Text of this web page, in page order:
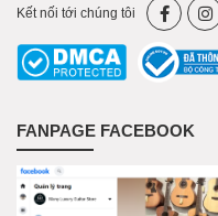
Kết nối tới chúng tôi
FANPAGE FACEBOOK